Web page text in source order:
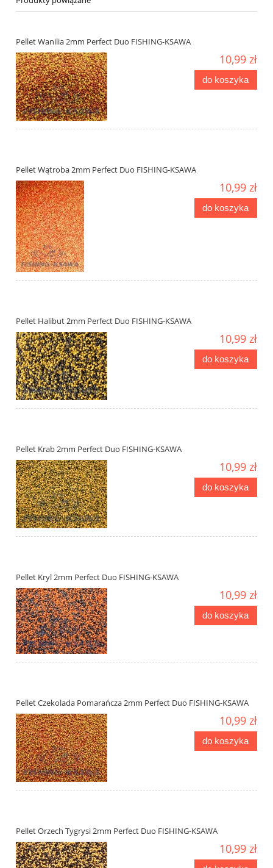
Pellet Wanilia 2mm Perfect Duo FISHING-KSAWA
10,99 zł
do koszyka
Pellet Wątroba 2mm Perfect Duo FISHING-KSAWA
10,99 zł
do koszyka
Pellet Halibut 2mm Perfect Duo FISHING-KSAWA
10,99 zł
do koszyka
Pellet Krab 2mm Perfect Duo FISHING-KSAWA
10,99 zł
do koszyka
Pellet Kryl 2mm Perfect Duo FISHING-KSAWA
10,99 zł
do koszyka
Pellet Czekolada Pomarańcza 2mm Perfect Duo FISHING-KSAWA
10,99 zł
do koszyka
Pellet Orzech Tygrysi 2mm Perfect Duo FISHING-KSAWA
10,99 zł